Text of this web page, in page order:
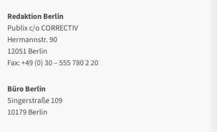
Redaktion Berlin
Publix c/o CORRECTIV
Hermannstr. 90
12051 Berlin
Fax: +49 (0) 30 – 555 780 2 20
Büro Berlin
Singerstraße 109
10179 Berlin